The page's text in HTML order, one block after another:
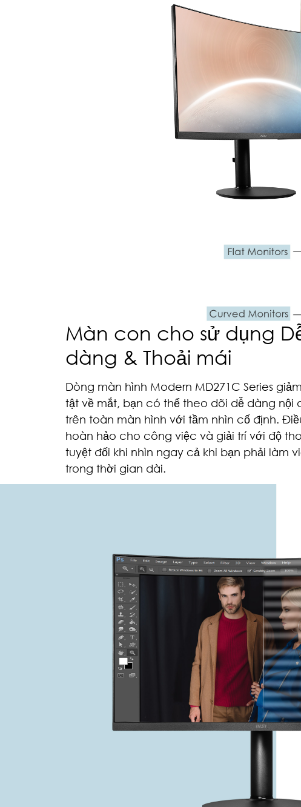
Màn con cho sử dụng
dàng & Thoải mái
Dòng màn hình Modern MD271C Series
tật về mắt, bạn có thể theo dõi dễ dàng nội
trên toàn màn hình với tầm nhìn cố định.
hoàn hảo cho công việc và giải trí với độ
tuyệt đối khi nhìn ngay cả khi bạn phải làm
trong thời gian dài.